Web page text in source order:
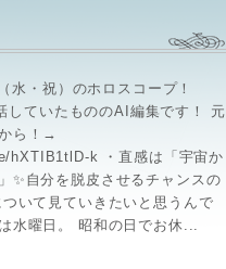
水・祝）のホロスコープ！
していたもののAI編集です！ 元
から！→
hXTIB1tlD-k ・直感は「宇宙か
✨自分を脱皮させるチャンスの
いて見ていきたいと思うんで
水曜日。 昭和の日でお休...